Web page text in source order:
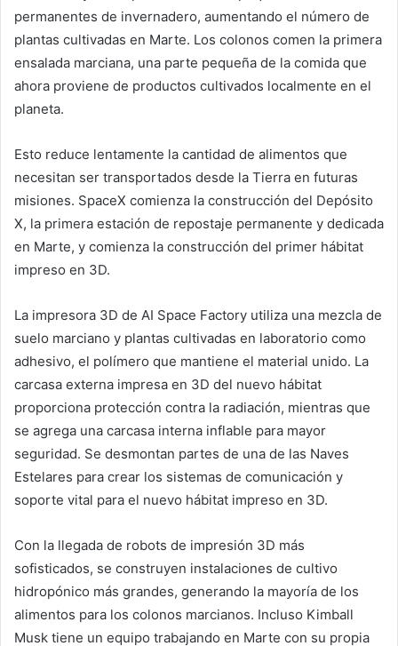
permanentes de invernadero, aumentando el número de
plantas cultivadas en Marte. Los colonos comen la primera
ensalada marciana, una parte pequeña de la comida que
ahora proviene de productos cultivados localmente en el
planeta.
Esto reduce lentamente la cantidad de alimentos que
necesitan ser transportados desde la Tierra en futuras
misiones. SpaceX comienza la construcción del Depósito
X, la primera estación de repostaje permanente y dedicada
en Marte, y comienza la construcción del primer hábitat
impreso en 3D.
La impresora 3D de AI Space Factory utiliza una mezcla de
suelo marciano y plantas cultivadas en laboratorio como
adhesivo, el polímero que mantiene el material unido. La
carcasa externa impresa en 3D del nuevo hábitat
proporciona protección contra la radiación, mientras que
se agrega una carcasa interna inflable para mayor
seguridad. Se desmontan partes de una de las Naves
Estelares para crear los sistemas de comunicación y
soporte vital para el nuevo hábitat impreso en 3D.
Con la llegada de robots de impresión 3D más
sofisticados, se construyen instalaciones de cultivo
hidropónico más grandes, generando la mayoría de los
alimentos para los colonos marcianos. Incluso Kimball
Musk tiene un equipo trabajando en Marte con su propia